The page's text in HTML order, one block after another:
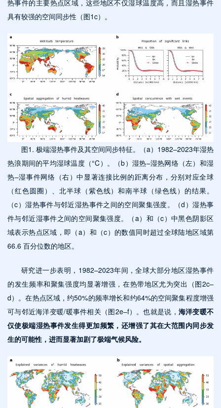
热事件的主要热点区域，这些地区不仅湿球温度高，而且湿热事件
具有较强的空间同步性（图1c）。
图1. 极端湿热事件及其空间同步特征。（a）1982–2023年湿热
热浪期间的平均湿球温度（°C）。（b）湿热–湿热网络（左）和湿
热–湿事件网络（右）中显著连接比例的距离分布，分别对应全球
（红色圆圈）、北半球（紫色线）和南半球（绿色线）的结果。
（c）湿热事件与邻近湿热事件之间的空间聚集强度。（d）湿热事
件与邻近湿事件之间的空间聚集强度。（a）和（c）中黑色阴影区
域表示热点区域，即（a）和（c）的数值同时超过全球陆地区域第
66.6 百分位数的地区。
研究进一步表明，1982–2023年间，全球大部分地区湿热事件
的发生频率和聚集强度均显著增强，在热带地区尤为突出（图2c–
d）。在热点区域，约50%的频率增长和约64%的空间聚集程度增强
可与邻近海洋变暖/暖事件相关（图2e–f）。也就是说， 海洋变暖不
仅使极端湿热事件发生得更加频繁，还增强了其在大范围内同步发
生的可能性，进而显著加剧了极端气候风险。